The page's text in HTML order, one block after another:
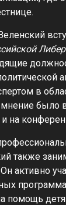
в
было
на
также
активно
помощь